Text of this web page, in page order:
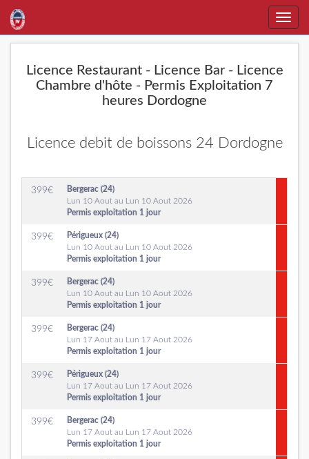
Toggle
Licence Restaurant - Licence Bar - Licence
Chambre d'hôte - Permis Exploitation 7
heures Dordogne
Licence debit de boissons 24 Dordogne
399€
Bergerac (24)
Lun 10 Aout au Lun 10 Aout 2026
Permis exploitation 1 jour
399€
Périgueux (24)
Lun 10 Aout au Lun 10 Aout 2026
Permis exploitation 1 jour
399€
Bergerac (24)
Lun 10 Aout au Lun 10 Aout 2026
Permis exploitation 1 jour
399€
Bergerac (24)
Lun 17 Aout au Lun 17 Aout 2026
Permis exploitation 1 jour
399€
Périgueux (24)
Lun 17 Aout au Lun 17 Aout 2026
Permis exploitation 1 jour
399€
Bergerac (24)
Lun 17 Aout au Lun 17 Aout 2026
Permis exploitation 1 jour